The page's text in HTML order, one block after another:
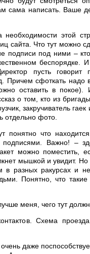
сама написать. Ваше
этой
сайта. Что тут можно
подписи под ними –
беспорядке.
пусть говорит
Причем сфоткать надо
оставить в покое).
о том, кто из бригады
закручиватель
отдельно фото.
понятно что
подписями. Важно! –
можно поместить,
мышкой и увидит.
в разных ракурсах и
Понятно, что такие
меня, чего тут
Схема
очень даже